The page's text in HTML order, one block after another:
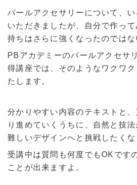
パールアクセサリーについて、
いただきましたが、自分で作っ
持ちはさらに強くなったのではな
PBアカデミーのパールアクセサ
得講座では、そのようなワクワ
たします。
分かりやすい内容のテキストと
り進めていくうちに、自然と技
難しいデザインへと挑戦したくな
受講中は質問も何度でもOKです
ことが出来ますよ。